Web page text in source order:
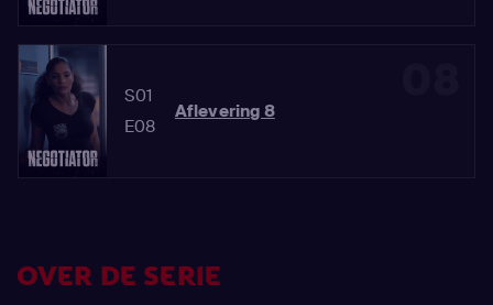
S01
E08
Aflevering 8
OVER DE SERIE